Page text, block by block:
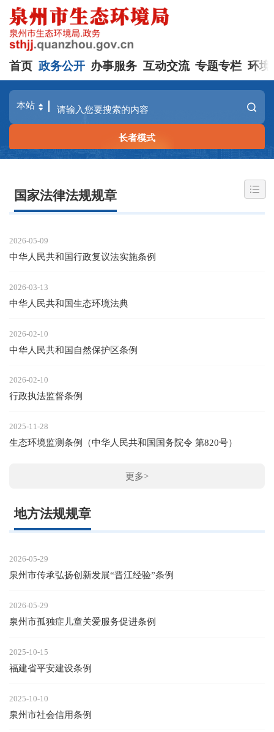
首页 政务公开 办事服务 互动交流 专题专栏 环境
长者模式
国家法律法规规章
2026-05-09
中华人民共和国行政复议法实施条例
2026-03-13
中华人民共和国生态环境法典
2026-02-10
中华人民共和国自然保护区条例
2026-02-10
行政执法监督条例
2025-11-28
生态环境监测条例（中华人民共和国国务院令 第820号）
更多>
地方法规规章
2026-05-29
泉州市传承弘扬创新发展“晋江经验”条例
2026-05-29
泉州市孤独症儿童关爱服务促进条例
2025-10-15
福建省平安建设条例
2025-10-10
泉州市社会信用条例